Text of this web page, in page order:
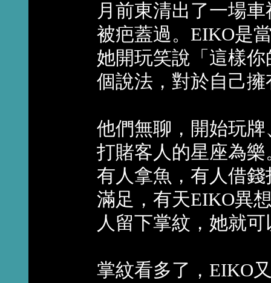
月前東清出了一場
被疤蓋過。EIKO是
她開玩笑說「這樣
個說法，對於自己
他們無聊，開始玩
打賭客人的星座為
有人拿魚，有人借
滿足，有天EIKO異
人留下掌紋，她就
掌紋看多了，EIKO